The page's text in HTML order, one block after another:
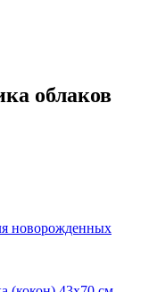
облаков
новорожденных